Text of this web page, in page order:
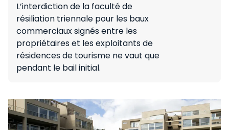
L’interdiction de la faculté de
résiliation triennale pour les baux
commerciaux signés entre les
propriétaires et les exploitants de
résidences de tourisme ne vaut que
pendant le bail initial.